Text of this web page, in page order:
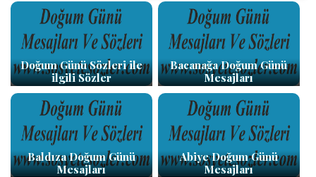
Doğum Günü Sözleri ile
ilgili Sözler
Bacanağa Doğum Günü
Mesajları
Baldıza Doğum Günü
Mesajları
Abiye Doğum Günü
Mesajları